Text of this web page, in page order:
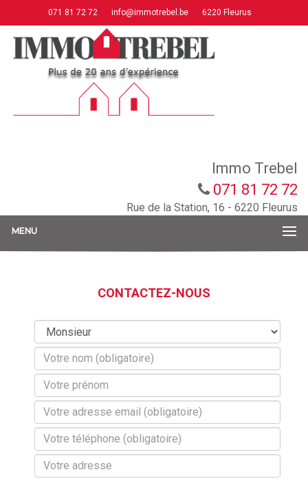
071 81 72 72 info@immotrebel.be 6220 Fleurus
Immo Trebel
071 81 72 72
Rue de la Station, 16 - 6220 Fleurus
MENU
CONTACTEZ-NOUS